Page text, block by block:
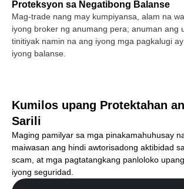
Proteksyon sa Negatibong Balanse
Mag-trade nang may kumpiyansa, alam na
iyong broker ng anumang pera; anuman ang
tinitiyak namin na ang iyong mga pagkalugi
iyong balanse.
Kumilos upang Protektahan
Sarili
Maging pamilyar sa mga pinakamahuhusay
maiwasan ang hindi awtorisadong aktibidad
scam, at mga pagtatangkang panloloko
iyong seguridad.